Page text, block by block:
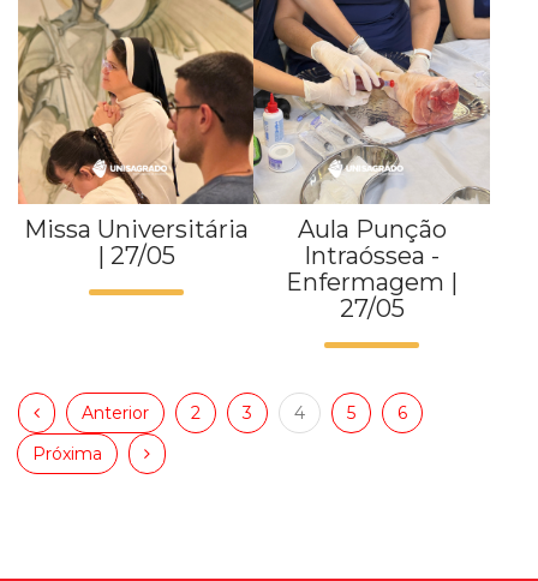
Missa Universitária
| 27/05
Aula Punção
Intraóssea -
Enfermagem |
27/05
Anterior 2 3 4 5
6
Próxima